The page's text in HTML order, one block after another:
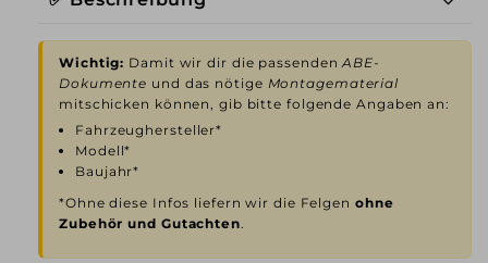
Wichtig: Damit wir dir die passendenABE-
Dokumente und das nötige Montagematerial
mitschicken können, gib bitte folgende Angaben an:
Fahrzeughersteller*
Modell*
Baujahr*
*Ohne diese Infos liefern wir die Felgen ohne
Zubehör und Gutachten.